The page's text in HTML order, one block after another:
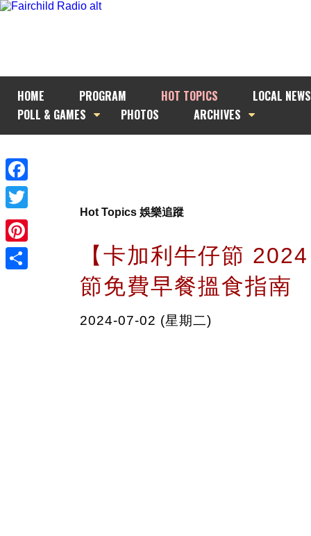
HOME PROGRAM HOT TOPICS
LOCAL NEWS
POLL & GAMES
PHOTOS ARCHIVES
Facebook
Twitter
Pinterest
Hot Topics 娛樂追蹤
【卡加利牛仔節
節免費早餐搵食指南
2024-07-02 (星期二)